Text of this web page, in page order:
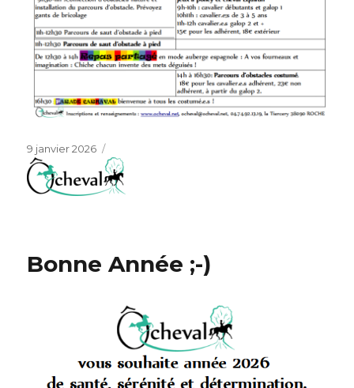
Publié
le
9 janvier 2026
Bonne Année ;-)